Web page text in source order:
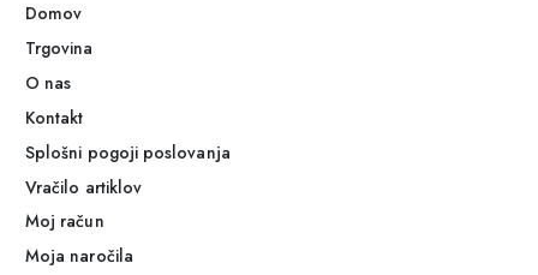
Domov
Trgovina
O nas
Kontakt
Splošni pogoji poslovanja
Vračilo artiklov
Moj račun
Moja naročila